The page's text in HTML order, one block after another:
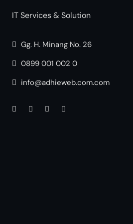
IT Services & Solution
Gg. H. Minang No. 26
0899 001 002 0
info@adhieweb.com.com